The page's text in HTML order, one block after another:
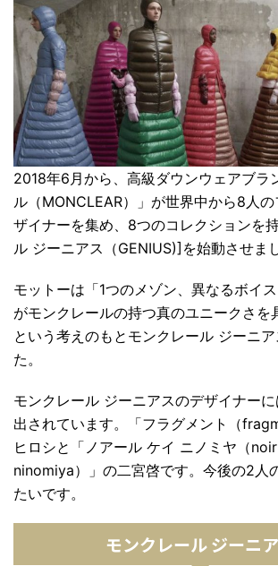
2018年6月から、高級ダウンウェアブラ
ル（MONCLEAR）
」が世界中から8人
ザイナーを集め、8つのコレクションを
ル ジーニアス（GENIUS)]を始動させま
モットーは「1つのメゾン、異なるボイス
がモンクレールの持つ真のユニークさを
という考えのもとモンクレール ジーニ
た。
モンクレール ジーニアスのデザイナー
出されています。「フラグメント（
ヒロシと「 ノアール ケイ ニノミヤ（
ninomiya）
」の二宮啓です。今後の2人
たいです。
モンクレール ジーニ